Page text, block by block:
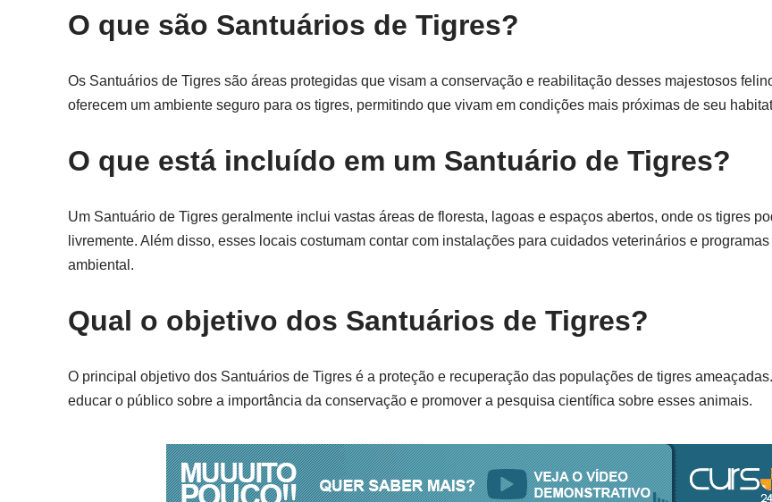
O que são Santuários de Tigres?
Os Santuários de Tigres são áreas protegidas que visam a conservação e reabilitação desses majestosos
oferecem um ambiente seguro para os tigres, permitindo que vivam em condições mais próximas de seu
O que está incluído em um Santuário de Tigres?
Um Santuário de Tigres geralmente inclui vastas áreas de floresta, lagoas e espaços abertos, onde os tigres
livremente. Além disso, esses locais costumam contar com instalações para cuidados veterinários e
ambiental.
Qual o objetivo dos Santuários de Tigres?
O principal objetivo dos Santuários de Tigres é a proteção e recuperação das populações de tigres
educar o público sobre a importância da conservação e promover a pesquisa científica sobre esses animais.